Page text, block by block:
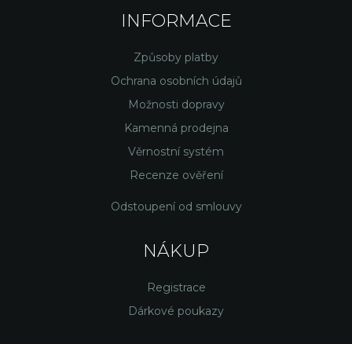
INFORMACE
Způsoby platby
Ochrana osobních údajů
Možnosti dopravy
Kamenná prodejna
Věrnostní systém
Recenze ověření
Odstoupení od smlouvy
NÁKUP
Registrace
Dárkové poukazy